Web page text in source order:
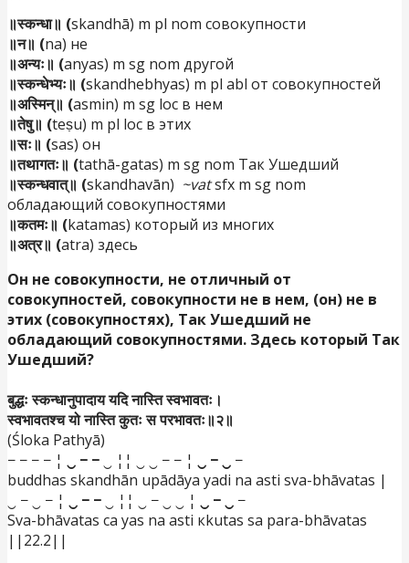
॥स्कन्धा॥ (skandhā) m pl nom совокупности
॥न॥ (na) не
॥अन्यः॥ (anyas) m sg nom другой
॥स्कन्धेभ्यः॥ (skandhebhyas) m pl abl от совокупностей
॥अस्मिन्॥ (asmin) m sg loc в нем
॥तेषु॥ (teṣu) m pl loc в этих
॥सः॥ (sas) он
॥तथागतः॥ (tathā-gatas) m sg nom Так Ушедший
॥स्कन्धवात्॥ (skandhavān) ~vatsfx m sg nom
обладающий совокупностями
॥कतमः॥ (katamas) который из многих
॥अत्र॥ (atra) здесь
Он не совокупности, не отличный от
совокупностей, совокупности не в нем, (он) не в
этих (совокупностях), Так Ушедший не
обладающий совокупностями. Здесь который Так
Ушедший?
बुद्धः स्कन्धानुपादाय यदि नास्ति स्वभावतः।
स्वभावतश्च यो नास्ति कुतः स परभावतः॥२॥
(Śloka Pathyā)
− − − − ¦ ‿ − − ‿ ¦¦ ‿ ‿ − − ¦ ‿ − ‿ −
buddhas skandhān upādāya yadi na asti sva-bhāvatas |
‿ − ‿ − ¦ ‿ − − ‿ ¦¦ ‿ − ‿ ‿ ¦ ‿ − ‿ −
Sva-bhāvatas ca yas na asti кkutas sa para-bhāvatas
||22.2||